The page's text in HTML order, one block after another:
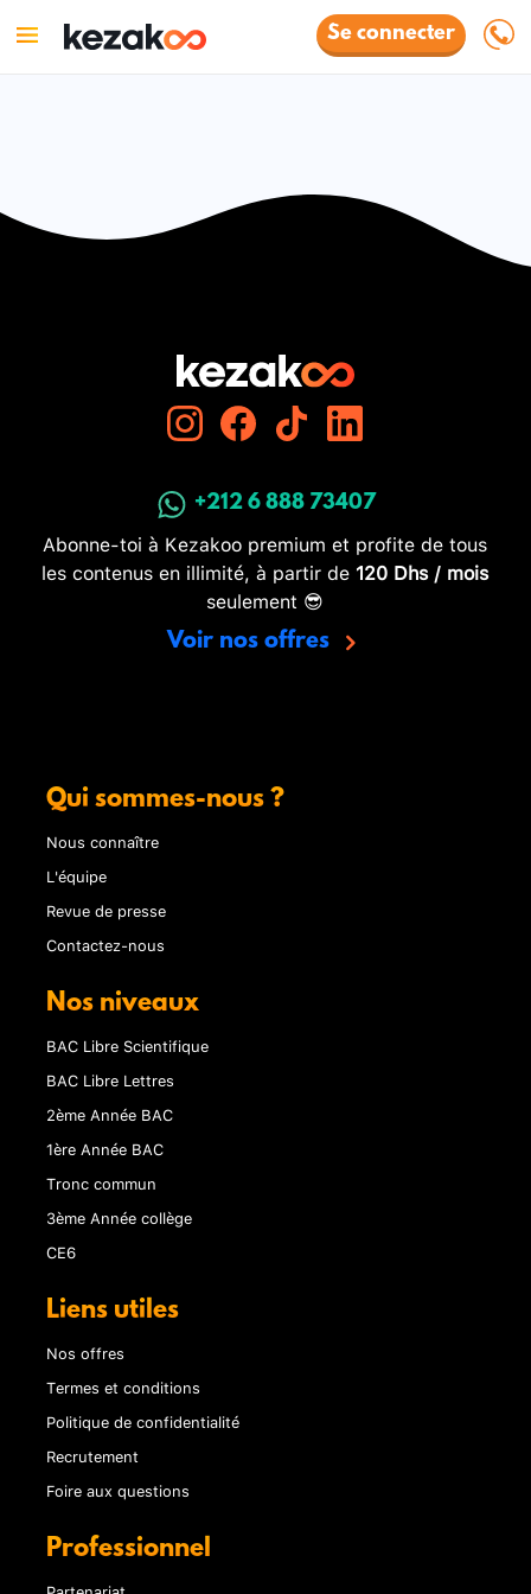
Se connecter
+212 6 888 73407
Abonne-toi à Kezakoo premium et profite de tous
les contenus en illimité, à partir de 120 Dhs / mois
seulement 😎
Voir nos offres
Qui sommes-nous ?
Nous connaître
L'équipe
Revue de presse
Contactez-nous
Nos niveaux
BAC Libre Scientifique
BAC Libre Lettres
2ème Année BAC
1ère Année BAC
Tronc commun
3ème Année collège
CE6
Liens utiles
Nos offres
Termes et conditions
Politique de confidentialité
Recrutement
Foire aux questions
Professionnel